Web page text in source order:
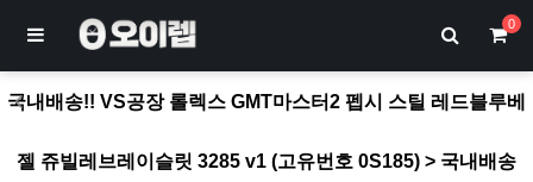
0
국내배송!! VS공장 롤렉스 GMT마스터2 펩시 스틸 레드블루베
젤 쥬빌레브레이슬릿 3285 v1 (고유번호 0S185) > 국내배송